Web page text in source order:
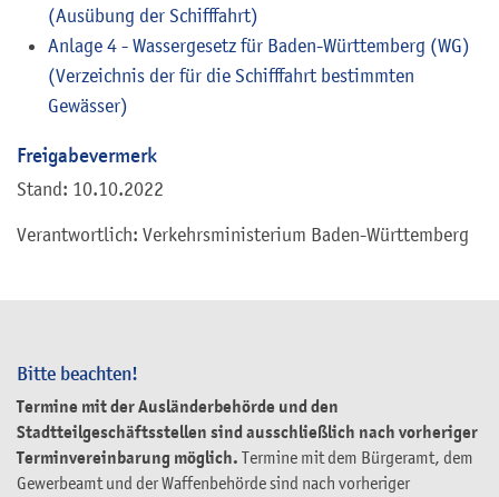
Bitte beachten!
Termine mit der Ausländerbehörde und den
Stadtteilgeschäftsstellen sind ausschließlich nach vorheriger
Terminvereinbarung möglich. Termine mit dem Bürgeramt, dem
Gewerbeamt und der Waffenbehörde sind nach vorheriger
(Ausübung der Schifffahrt)
Anlage 4 - Wassergesetz für Baden-Württemberg (WG)
(Verzeichnis der für die Schifffahrt bestimmten
Gewässer)
Freigabevermerk
Stand: 10.10.2022
Verantwortlich: Verkehrsministerium Baden-Württemberg